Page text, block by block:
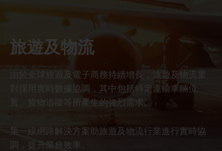
旅遊及物流
由於全球旅遊及電子商務持續增長，旅遊及物流業
對採用實時數據協調，其中包括特定運輸車輛位
置、貨物追蹤等所產生的強烈需求。
第一線網路解決方案助旅遊及物流行業進行實時協
調，提升業務效率。